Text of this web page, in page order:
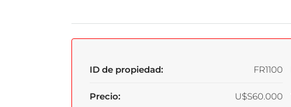
ID de propiedad: FR1100
Precio: U$S60.000